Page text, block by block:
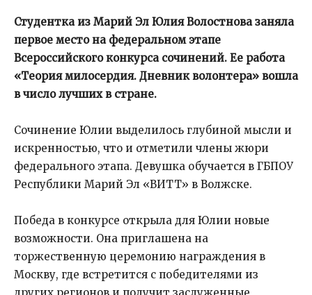
Студентка из Марий Эл Юлия Волостнова заняла
первое место на федеральном этапе
Всероссийского конкурса сочинений. Ее работа
«Теория милосердия. Дневник волонтера» вошла
в число лучших в стране.
Сочинение Юлии выделилось глубиной мысли и
искренностью, что и отметили члены жюри
федерального этапа. Девушка обучается в ГБПОУ
Республики Марий Эл «ВИТТ» в Волжске.
Победа в конкурсе открыла для Юлии новые
возможности. Она приглашена на
торжественную церемонию награждения в
Москву, где встретится с победителями из